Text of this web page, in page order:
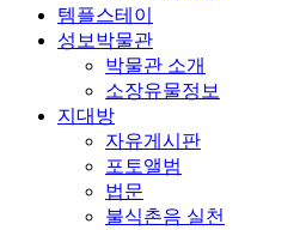
템플스테이
성보박물관
박물관 소개
소장유물정보
지대방
자유게시판
포토앨범
법문
불식촌음 실천